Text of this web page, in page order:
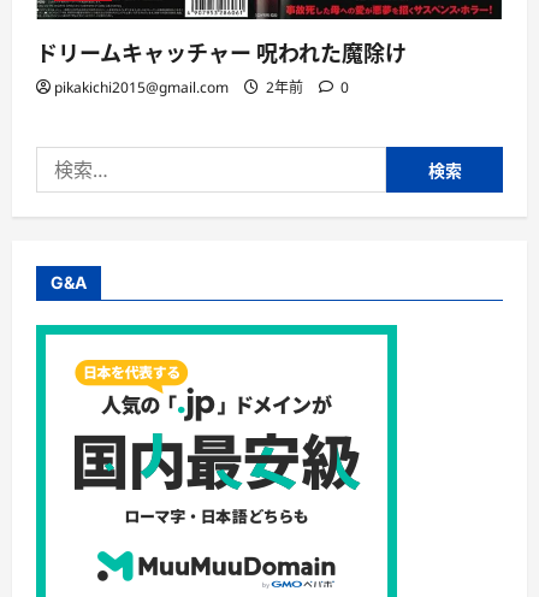
ドリームキャッチャー 呪われた魔除け
pikakichi2015@gmail.com 2年前 0
索:
G&A